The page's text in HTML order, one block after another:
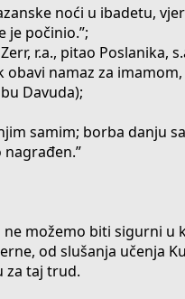
noći u ibadetu,
je počinio.”;
r.a., pitao Poslanika,
obavi namaz za
Davuda);
samim; borba danju
možemo biti sigurni u
od slušanja učenja
za taj trud.